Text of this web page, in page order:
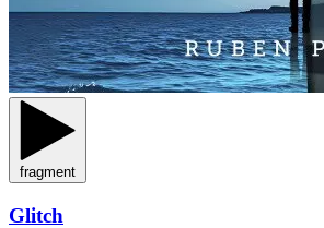
fragment
Glitch